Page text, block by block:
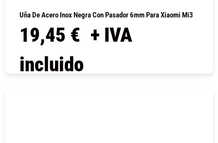
Uña De Acero Inox Negra Con Pasador 6mm Para Xiaomi Mi3
19,45 € + IVA
incluido